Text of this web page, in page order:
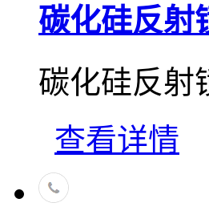
碳化硅反射
碳化硅反射
查看详情